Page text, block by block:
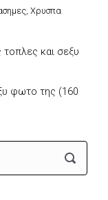
,Χρυσπα
και σεξυ
φωτο της (160